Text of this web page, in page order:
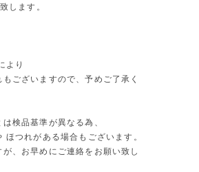
します。
より
ございますので、予めご了承く
検品基準が異なる為、
ほつれがある場合もございます。
、お早めにご連絡をお願い致し